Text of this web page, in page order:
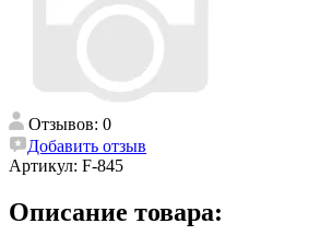
Отзывов: 0
Добавить отзыв
Артикул: F-845
Описание товара: